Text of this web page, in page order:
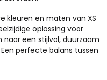
kleuren en maten van XS
oplossing voor
een stijlvol, duurzaam
perfecte balans tussen